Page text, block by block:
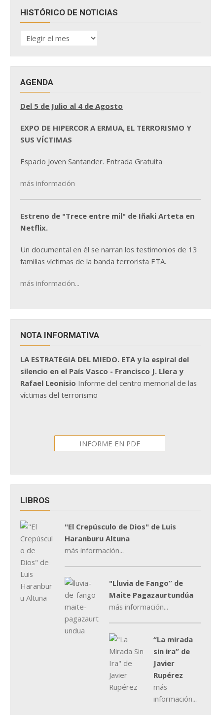
HISTÓRICO DE NOTICIAS
HISTÓRICO
DE
AGENDA
Del 5 de Julio al 4 de Agosto
EXPO DE HIPERCOR A ERMUA, EL TERRORISMO Y
SUS VÍCTIMAS
Espacio Joven Santander. Entrada Gratuita
más información
Estreno de "Trece entre mil" de Iñaki Arteta en
Netflix.
Un documental en él se narran los testimonios de 13
familias víctimas de la banda terrorista ETA.
más información...
NOTA INFORMATIVA
LA ESTRATEGIA DEL MIEDO. ETA y la espiral del
silencio en el País Vasco - Francisco J. Llera y
Rafael Leonisio Informe del centro memorial de las
víctimas del terrorismo
INFORME EN PDF
LIBROS
"El Crepúsculo de Dios" de Luis
Haranburu Altuna
más información...
"Lluvia de Fango” de
Maite Pagazaurtundúa
más información...
“La mirada
sin ira” de
Javier
Rupérez
más
información...